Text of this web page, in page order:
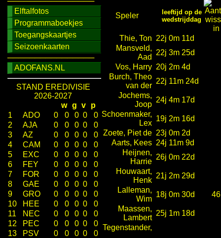
Elftalfotos
Programmaboekjes
Toegangskaartjes
Seizoenkaarten
────────────────
ADOFANS.NL
STAND EREDIVISIE
2026-2027
w g v
p
1
ADO 0 0 0 0
0
2
AJA 0 0 0 0
0
3
AZ 0 0 0 0
0
4
CAM 0 0 0 0
0
5
EXC 0 0 0 0
0
6
FEY 0 0 0 0
0
7
FOR 0 0 0 0
0
8
GAE 0 0 0 0
0
9
GRO 0 0 0 0
0
10
HEE 0 0 0 0
0
11
NEC 0 0 0 0
0
12
PEC 0 0 0 0
0
13
PSV 0 0 0 0
0
Speler
leeftijd op de
wedstrijddag
Thie, Ton 22j 0m 11d
Mansveld,
Aad
22j 3m 25d
Vos, Harry 20j 2m 4d
Burch, Theo
van der
22j 11m 24d
Jochems,
Joop
24j 4m 17d
Schoenmaker,
Lex
19j 2m 16d
Zoete, Piet de 23j 0m 2d
Aarts, Kees 24j 11m 9d
Heijnen,
Harrie
26j 0m 22d
Houwaart,
Henk
21j 2m 29d
Lalleman,
Wim
18j 0m 30d
46
Maassen,
Lambert
25j 1m 18d
Tegenstander,